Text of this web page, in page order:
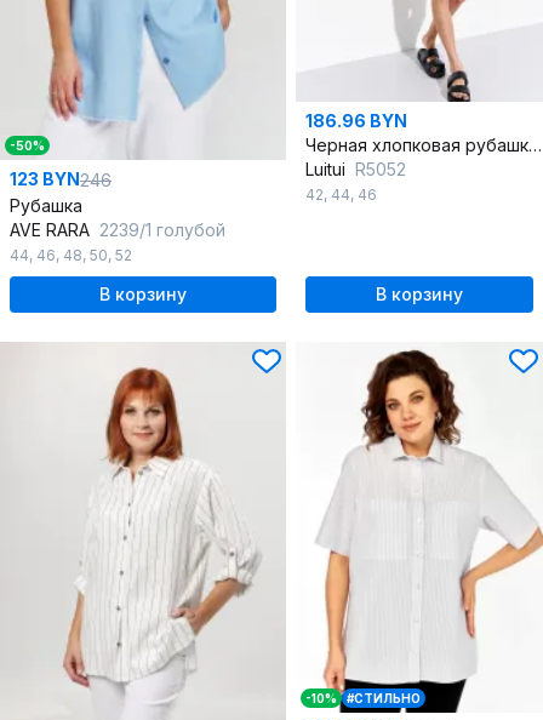
-50%
123 BYN246
Рубашка
AVE RARA 2239/1 голубой
44, 46, 48, 50, 52
В корзину
186.96 BYN
Черная хлопковая рубашка свободного кроя
Luitui R5052
42, 44, 46
В корзину
-10% #СТИЛЬНО